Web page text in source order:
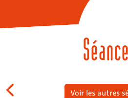
Voir les autres